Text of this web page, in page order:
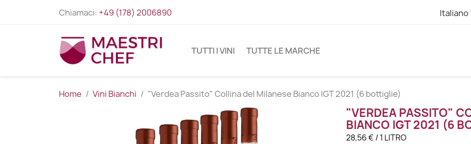
Chiamaci: +49 (178) 2006890 Italiano
TUTTI I VINI TUTTE LE MARCHE
Home Vini Bianchi "Verdea Passito" Collina del Milanese Bianco IGT 2021 (6 bottiglie)
"VERDEA PASSITO"
BIANCO IGT 2021 (6
28,56 € / 1 LITRO